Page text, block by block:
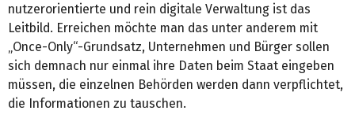
nutzerorientierte und rein digitale Verwaltung ist das
Leitbild. Erreichen möchte man das unter anderem mit
„Once-Only“-Grundsatz, Unternehmen und Bürger sollen
sich demnach nur einmal ihre Daten beim Staat eingeben
müssen, die einzelnen Behörden werden dann verpflichtet,
die Informationen zu tauschen.